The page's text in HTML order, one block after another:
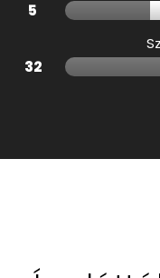
5
32